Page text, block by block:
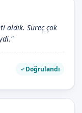
aldık. Süreç çok
Doğrulandı